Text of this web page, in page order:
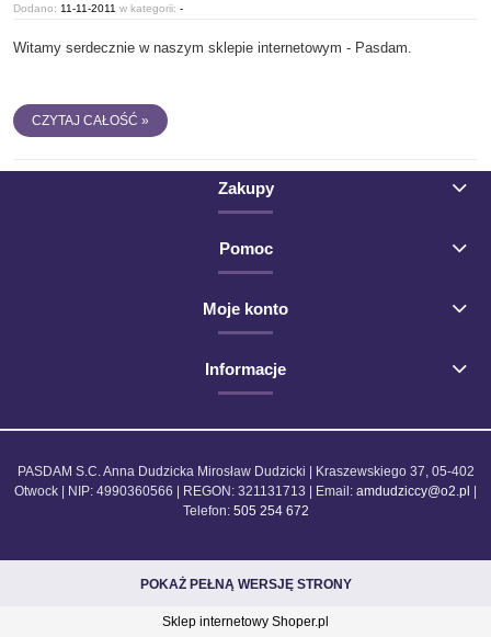
Dodano: 11-11-2011 w kategorii: -
Witamy serdecznie w naszym sklepie internetowym - Pasdam.
CZYTAJ CAŁOŚĆ »
Zakupy
Pomoc
Moje konto
Informacje
PASDAM S.C. Anna Dudzicka Mirosław Dudzicki | Kraszewskiego 37, 05-402
Otwock | NIP: 4990360566 | REGON: 321131713 | Email: amdudziccy@o2.pl
Telefon: 505 254 672
POKAŻ PEŁNĄ WERSJĘ STRONY
Sklep internetowy Shoper.pl